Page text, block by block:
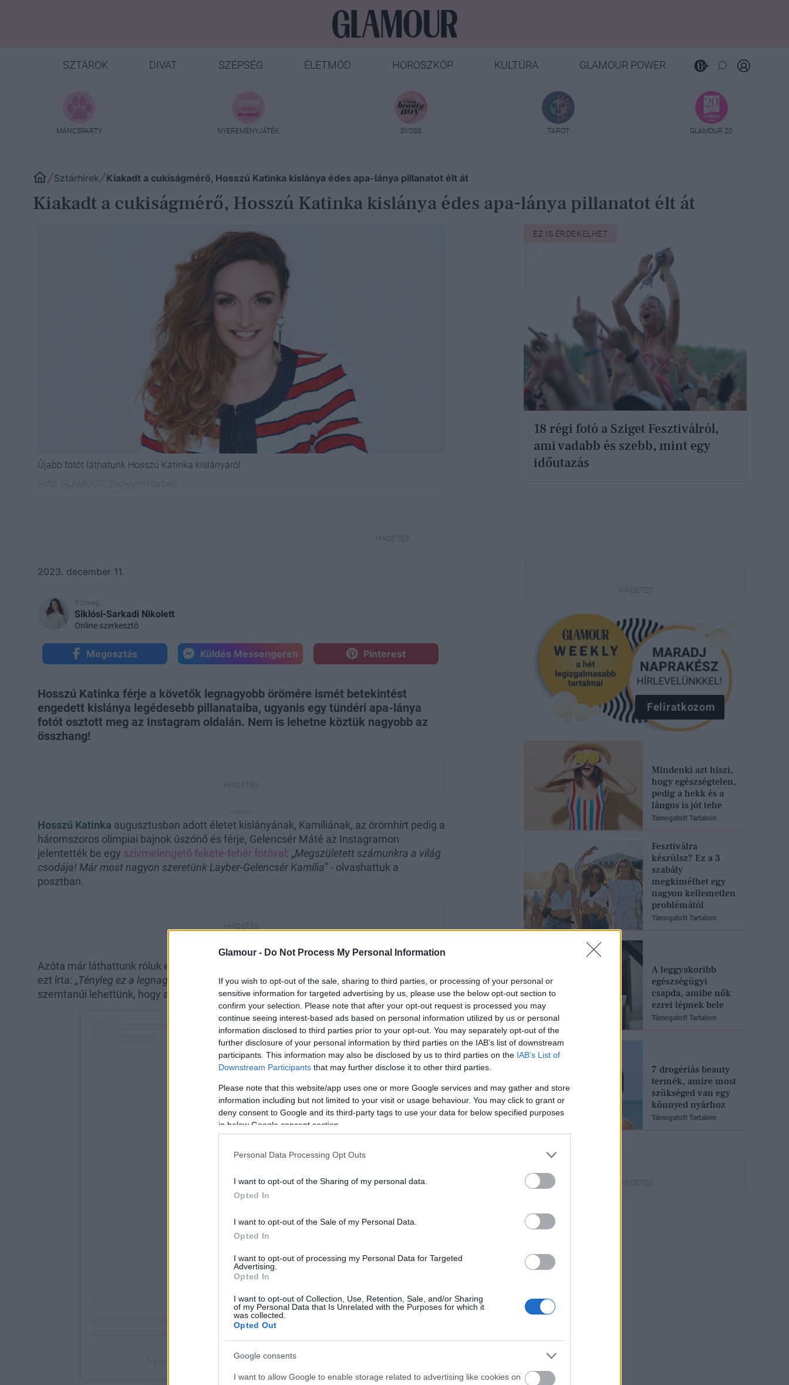
Glamour - Do Not Process My Personal Information
If you wish to opt-out of the sale, sharing to third parties, or processing of your personal or
sensitive information for targeted advertising by us, please use the below opt-out section to
confirm your selection. Please note that after your opt-out request is processed you may
continue seeing interest-based ads based on personal information utilized by us or personal
information disclosed to third parties prior to your opt-out. You may separately opt-out of the
further disclosure of your personal information by third parties on the IAB’s list of downstream
participants. This information may also be disclosed by us to third parties on the IAB’s List of
Downstream Participants that may further disclose it to other third parties.
Please note that this website/app uses one or more Google services and may gather and store
information including but not limited to your visit or usage behaviour. You may click to grant or
deny consent to Google and its third-party tags to use your data for below specified purposes
in below Google consent section.
Personal Data Processing Opt Outs
I want to opt-out of the Sharing of my personal data.
Opted In
I want to opt-out of the Sale of my Personal Data.
Opted In
I want to opt-out of processing my Personal Data for Targeted
Advertising.
Opted In
I want to opt-out of Collection, Use, Retention, Sale, and/or Sharing
of my Personal Data that Is Unrelated with the Purposes for which it
was collected.
Opted Out
Google consents
I want to allow Google to enable storage related to advertising like cookies on
SZTÁROK DIVAT SZÉPSÉG ÉLETMÓD HOROSZKÓP KULTÚRA GLAMOUR POWER
MANCSPARTY NYEREMÉNYJÁTÉK SYOSS TAROT GLAMOUR 20
Sztárhírek Kiakadt a cukiságmérő, Hosszú Katinka kislánya édes apa-lánya pillanatot élt át
Kiakadt a cukiságmérő, Hosszú Katinka kislánya édes apa-lánya pillanatot élt át
Újabb fotót láthatunk Hosszú Katinka kislányáról
EZ IS ÉRDEKELHET
18 régi fotó a Sziget Fesztiválról,
ami vadabb és szebb, mint egy
időutazás
2023. december 11.
Szöveg:
Siklósi-Sarkadi Nikolett
Online szerkesztő
Megosztás Küldés Messengeren Pinterest
Hosszú Katinka férje a követők legnagyobb örömére ismét betekintést
engedett kislánya legédesebb pillanataiba, ugyanis egy tündéri apa-lánya
fotót osztott meg az Instagram oldalán. Nem is lehetne köztük nagyobb az
összhang!
Hosszú Katinka augusztusban adott életet kislányának, Kamíliának, az örömhírt pedig a
háromszoros olimpiai bajnok úszónő és férje, Gelencsér Máté az Instagramon
jelentették be egy szívmelengető fekete-fehér fotóval : „Megszületett számunkra a világ
csodája! Már most nagyon szeretünk Layber-Gelencsér Kamília” - olvashattuk a
posztban.
Azóta már láthattunk róluk egy
ezt írta: „Tényleg ez a legnagyobb boldogság a világon. Imádunk!” Sőt, ősszel annak is
szemtanúi lehettünk, hogy az úszónő egy nagy sétát tesz Kamíliával a Duna-parton.
Feliratkozom
Mindenki azt hiszi,
hogy egészségtelen,
pedig a hekk és a
lángos is jót tehe
Támogatott Tartalom
Fesztiválra
készülsz? Ez a 3
szabály
megkímélhet egy
nagyon kellemetlen
problémától
Támogatott Tartalom
A leggyakoribb
egészségügyi
csapda, amibe nők
ezrei lépnek bele
Támogatott Tartalom
7 drogériás beauty
termék, amire most
szükséged van egy
könnyed nyárhoz
Támogatott Tartalom